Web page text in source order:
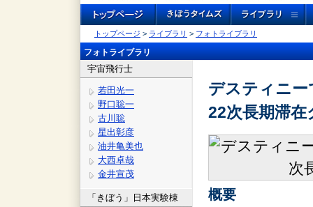
トップページ > ライブラリ > フォトライブラリ
フォトライブラリ
宇宙飛行士
若田光一
野口聡一
古川聡
星出彰彦
油井亀美也
大西卓哉
金井宣茂
「きぼう」日本実験棟
デスティニー
22次長期滞在
概要